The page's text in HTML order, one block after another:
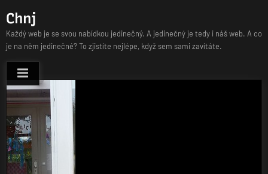
to
content
Chnj
Každý web je se svou nabídkou jedinečný. A jedinečný je tedy i náš web. A co
je na něm jedinečné? To zjistíte nejlépe, když sem sami zavítáte.